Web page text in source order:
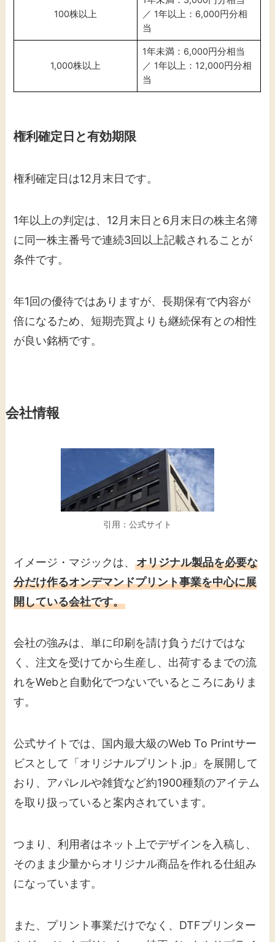
100株以上
／ 1年以上：6,000円分相
当
1,000株以上
1年未満：6,000円分相当
／ 1年以上：12,000円分相
当
権利確定日と有効期限
権利確定日は12月末日です。
1年以上の判定は、12月末日と6月末日の株主名簿
に同一株主番号で連続3回以上記載されることが
条件です。
年1回の優待ではありますが、長期保有で内容が
倍になるため、短期売買よりも継続保有との相性
が良い銘柄です。
会社情報
引用：公式サイト
イメージ・マジックは、オリジナル製品を必要な
分だけ作るオンデマンドプリント事業を中心に展
開している会社です。
会社の強みは、単に印刷を請け負うだけではな
く、注文を受けてから生産し、出荷するまでの流
れをWebと自動化でつないでいるところにありま
す。
公式サイトでは、国内最大級のWeb To Printサー
ビスとして「オリジナルプリント.jp」を展開して
おり、アパレルや雑貨など約1900種類のアイテム
を取り扱っていると案内されています。
つまり、利用者はネット上でデザインを入稿し、
そのまま少量からオリジナル商品を作れる仕組み
になっています。
また、プリント事業だけでなく、DTFプリンター